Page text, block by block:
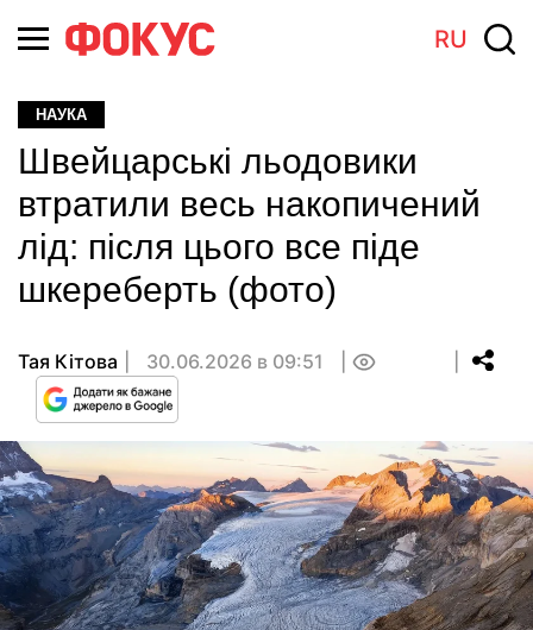
RU
НАУКА
Швейцарські льодовики
втратили весь накопичений
лід: після цього все піде
шкереберть (фото)
Тая Кітова 30.06.2026 в 09:51